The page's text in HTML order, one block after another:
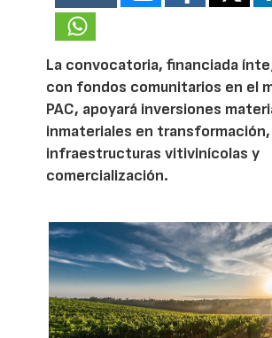
La convocatoria, financiada
con fondos comunitarios en el
PAC, apoyará inversiones
inmateriales en transformación,
infraestructuras vitivinícolas y
comercialización.